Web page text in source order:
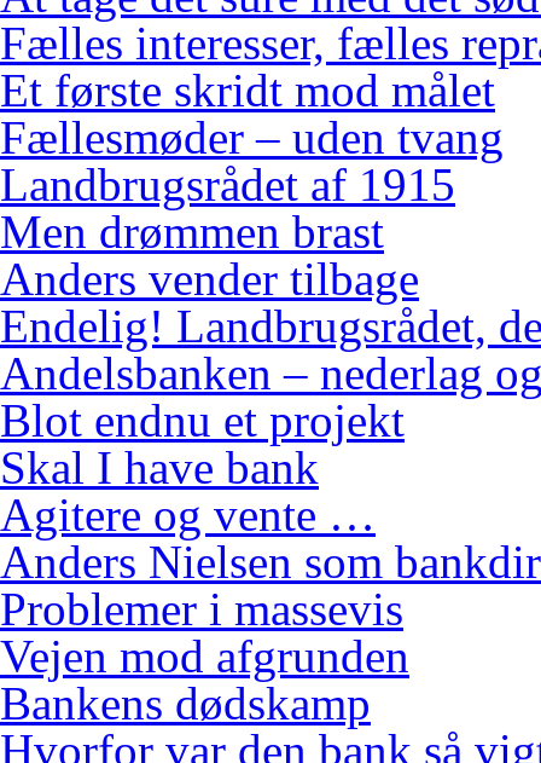
Fælles interesser, fælles
Et første skridt mod målet
Fællesmøder – uden tvang
Landbrugsrådet af 1915
Men drømmen brast
Anders vender tilbage
Endelig! Landbrugsrådet,
Andelsbanken – nederlag
Blot endnu et projekt
Skal I have bank
Agitere og vente …
Anders Nielsen som
Problemer i massevis
Vejen mod afgrunden
Bankens dødskamp
Hvorfor var den bank så